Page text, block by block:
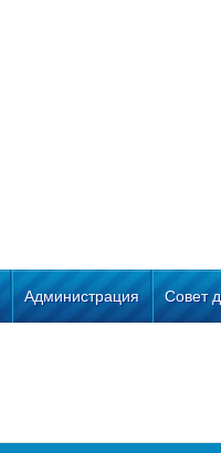
Администрация Совет